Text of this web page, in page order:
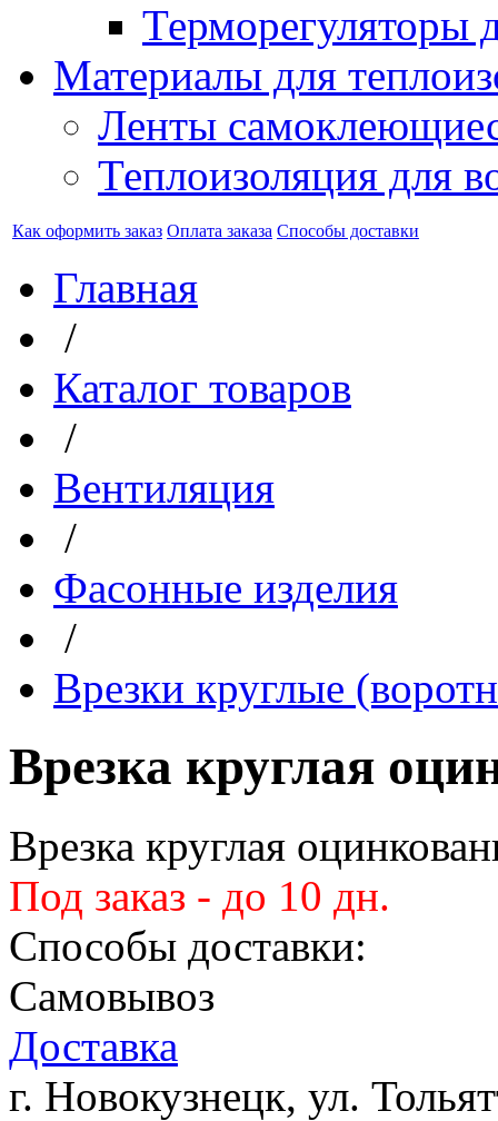
Терморегуляторы
Материалы для
Ленты
Теплоизоляция для
Как оформить заказ Оплата заказа Способы доставки
Главная
/
Каталог товаров
/
Вентиляция
/
Фасонные изделия
/
Врезки круглые
Врезка круглая
Врезка круглая
Под заказ - до 10 дн.
Способы доставки:
Самовывоз
Доставка
г. Новокузнецк, ул.